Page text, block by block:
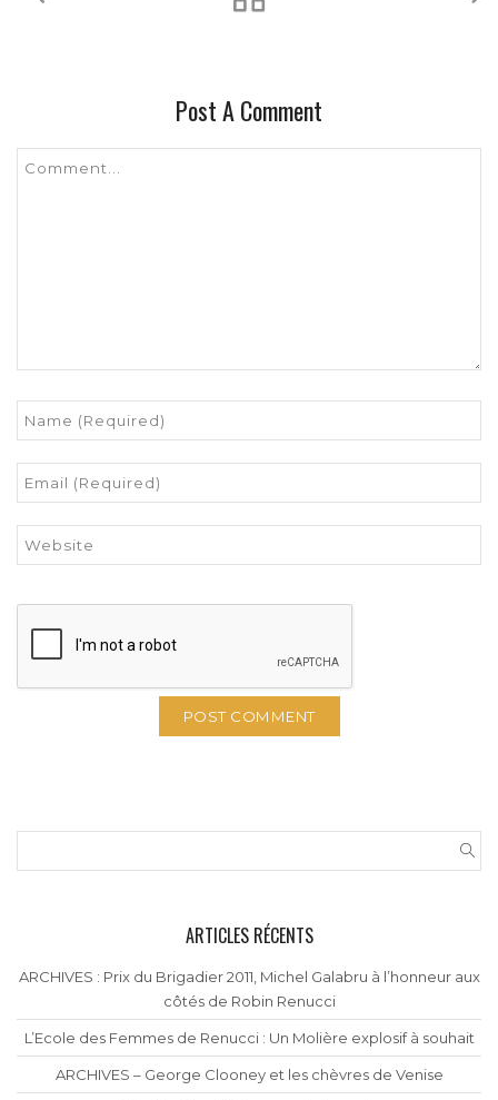
Post A Comment
ARTICLES RÉCENTS
ARCHIVES : Prix du Brigadier 2011, Michel Galabru à l’honneur aux
côtés de Robin Renucci
L’Ecole des Femmes de Renucci : Un Molière explosif à souhait
ARCHIVES – George Clooney et les chèvres de Venise